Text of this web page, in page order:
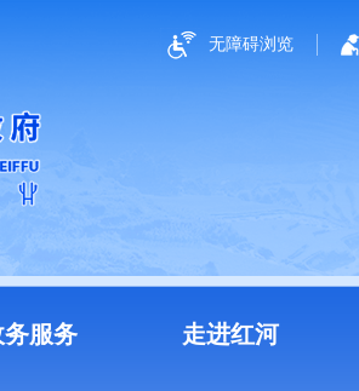
无障碍浏览
务服务 走进红河